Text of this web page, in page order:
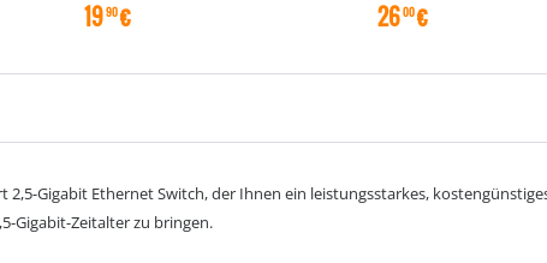
1990€ 2600€
2,5-Gigabit Ethernet Switch, der Ihnen ein leistungsstarkes,
Gigabit-Zeitalter zu bringen.